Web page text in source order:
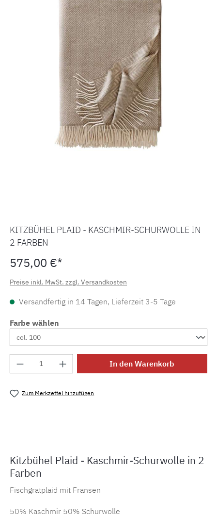
KITZBÜHEL PLAID - KASCHMIR-SCHURWOLLE IN
2 FARBEN
575,00 €*
Preise inkl. MwSt. zzgl. Versandkosten
Versandfertig in 14 Tagen, Lieferzeit 3-5 Tage
Farbe wählen
Produkt Anzahl: Gib den gewünschten
In den Warenkorb
Zum Merkzettel hinzufügen
Kitzbühel Plaid - Kaschmir-Schurwolle in 2
Farben
Fischgratplaid mit Fransen
50% Kaschmir 50% Schurwolle